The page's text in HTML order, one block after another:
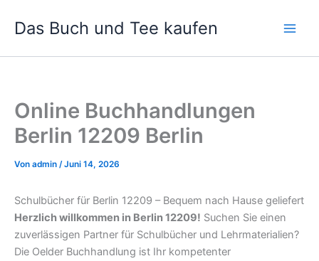
InhaltDas Buch und Tee kaufen
Online Buchhandlungen
Berlin 12209 Berlin
Von admin /Juni 14, 2026
Schulbücher für Berlin 12209 – Bequem nach Hause geliefert
Herzlich willkommen in Berlin 12209! Suchen Sie einen
zuverlässigen Partner für Schulbücher und Lehrmaterialien?
Die Oelder Buchhandlung ist Ihr kompetenter